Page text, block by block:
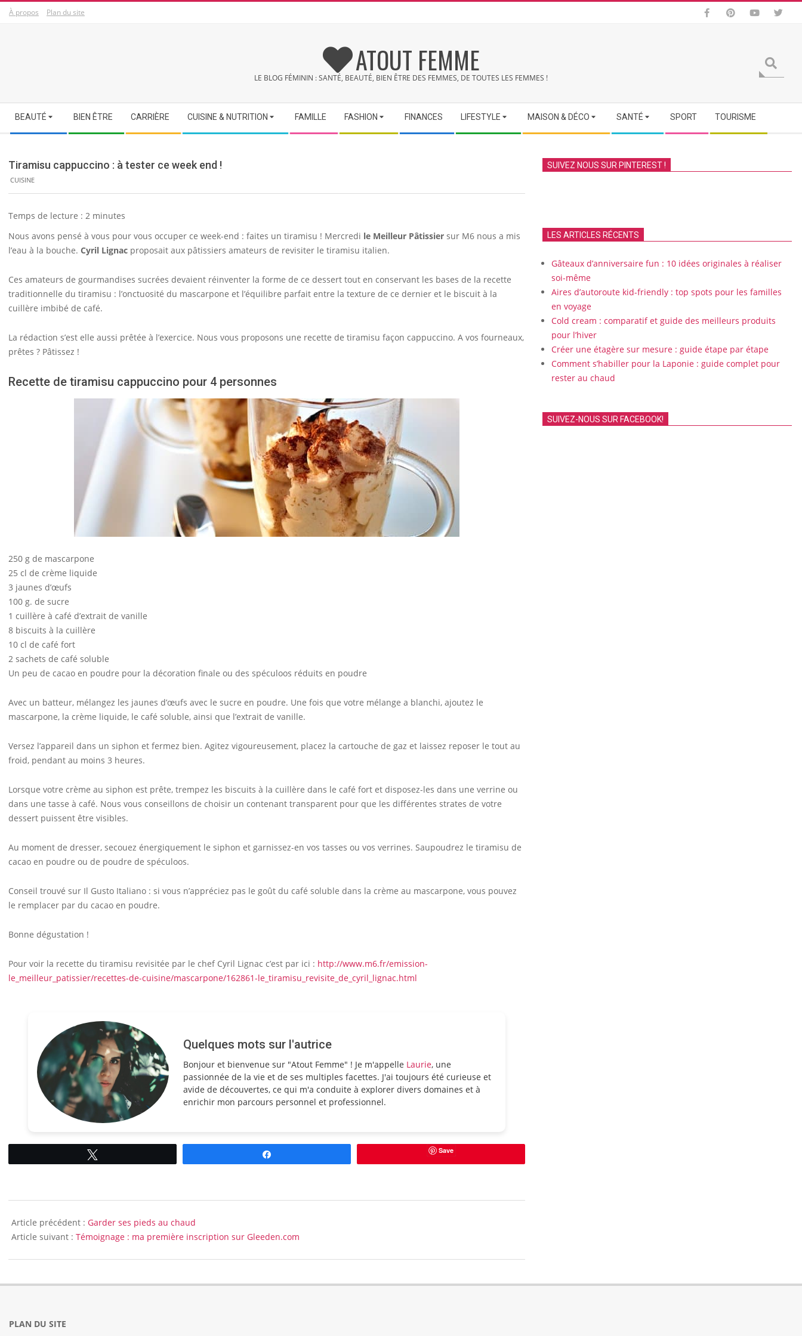
SkipÀ propos Plan du site
ATOUT FEMME
LE BLOG FÉMININ : SANTÉ, BEAUTÉ, BIEN ÊTRE DES FEMMES, DE TOUTES LES FEMMES !
Secondary
Navigation
Menu
BEAUTÉ BIEN ÊTRE CARRIÈRE CUISINE & NUTRITION FAMILLE FASHION FINANCES LIFESTYLE MAISON & DÉCO SANTÉ SPORT TOURISME
Tiramisu cappuccino : à tester ce week end !
CUISINE
Temps de lecture : 2 minutes
Nous avons pensé à vous pour vous occuper ce week-end : faites un tiramisu ! Mercredi le Meilleur Pâtissier sur M6 nous a mis
l’eau à la bouche. Cyril Lignac proposait aux pâtissiers amateurs de revisiter le tiramisu italien.
Ces amateurs de gourmandises sucrées devaient réinventer la forme de ce dessert tout en conservant les bases de la recette
traditionnelle du tiramisu : l’onctuosité du mascarpone et l’équilibre parfait entre la texture de ce dernier et le biscuit à la
cuillère imbibé de café.
La rédaction s’est elle aussi prêtée à l’exercice. Nous vous proposons une recette de tiramisu façon cappuccino. A vos fourneaux,
prêtes ? Pâtissez !
Recette de tiramisu cappuccino pour 4 personnes
250 g de mascarpone
25 cl de crème liquide
3 jaunes d’œufs
100 g. de sucre
1 cuillère à café d’extrait de vanille
8 biscuits à la cuillère
10 cl de café fort
2 sachets de café soluble
Un peu de cacao en poudre pour la décoration finale ou des spéculoos réduits en poudre
Avec un batteur, mélangez les jaunes d’œufs avec le sucre en poudre. Une fois que votre mélange a blanchi, ajoutez le
mascarpone, la crème liquide, le café soluble, ainsi que l’extrait de vanille.
Versez l’appareil dans un siphon et fermez bien. Agitez vigoureusement, placez la cartouche de gaz et laissez reposer le tout au
froid, pendant au moins 3 heures.
Lorsque votre crème au siphon est prête, trempez les biscuits à la cuillère dans le café fort et disposez-les dans une verrine ou
dans une tasse à café. Nous vous conseillons de choisir un contenant transparent pour que les différentes strates de votre
dessert puissent être visibles.
Au moment de dresser, secouez énergiquement le siphon et garnissez-en vos tasses ou vos verrines. Saupoudrez le tiramisu de
cacao en poudre ou de poudre de spéculoos.
Conseil trouvé sur Il Gusto Italiano : si vous n’appréciez pas le goût du café soluble dans la crème au mascarpone, vous pouvez
le remplacer par du cacao en poudre.
Bonne dégustation !
Pour voir la recette du tiramisu revisitée par le chef Cyril Lignac c’est par ici : http://www.m6.fr/emission-
le_meilleur_patissier/recettes-de-cuisine/mascarpone/162861-le_tiramisu_revisite_de_cyril_lignac.html
Quelques mots sur l'autrice
Bonjour et bienvenue sur "Atout Femme" ! Je m'appelle Laurie, une
passionnée de la vie et de ses multiples facettes. J'ai toujours été curieuse et
avide de découvertes, ce qui m'a conduite à explorer divers domaines et à
enrichir mon parcours personnel et professionnel.
Save
10-
17
Article précédent : Garder ses pieds au chaud
Article suivant : Témoignage : ma première inscription sur Gleeden.com
SUIVEZ NOUS SUR PINTEREST !
LES ARTICLES RÉCENTS
Gâteaux d’anniversaire fun : 10 idées originales à réaliser
soi-même
Aires d’autoroute kid-friendly : top spots pour les familles
en voyage
Cold cream : comparatif et guide des meilleurs produits
pour l’hiver
Créer une étagère sur mesure : guide étape par étape
Comment s’habiller pour la Laponie : guide complet pour
rester au chaud
SUIVEZ-NOUS SUR FACEBOOK!
PLAN DU SITE